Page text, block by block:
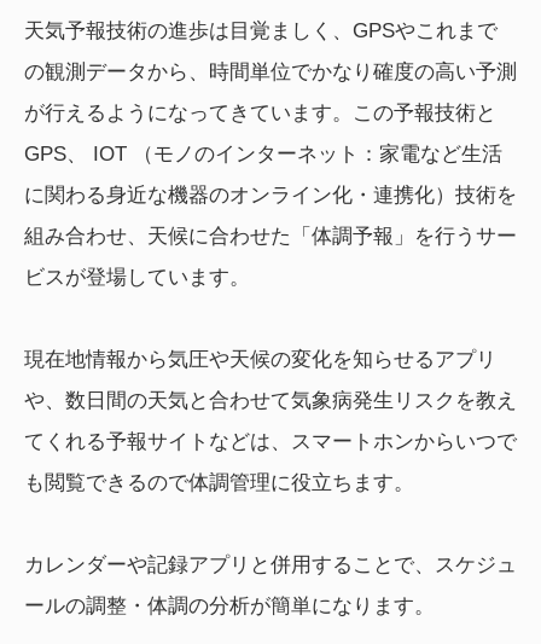
天気予報技術の進歩は目覚ましく、GPSやこれまで
の観測データから、時間単位でかなり確度の高い予測
が行えるようになってきています。この予報技術と
GPS、 IOT （モノのインターネット：家電など生活
に関わる身近な機器のオンライン化・連携化）技術を
組み合わせ、天候に合わせた「体調予報」を行うサー
ビスが登場しています。
現在地情報から気圧や天候の変化を知らせるアプリ
や、数日間の天気と合わせて気象病発生リスクを教え
てくれる予報サイトなどは、スマートホンからいつで
も閲覧できるので体調管理に役立ちます。
カレンダーや記録アプリと併用することで、スケジュ
ールの調整・体調の分析が簡単になります。